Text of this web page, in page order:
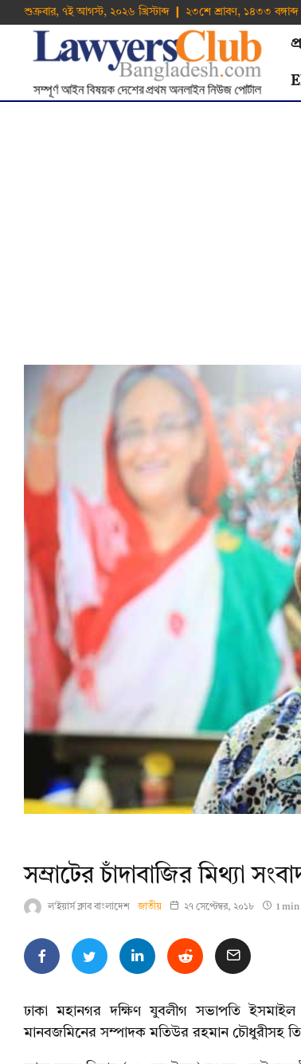
শুক্রবার, ৭ই আগস্ট, ২০২৬ খ্রিস্টাব্দ ❙ ২৩শে শ্রাবণ, ১৪৩৩ বঙ্গাব্দ
সম্রাটের চাঁদাবাজির মিথ্যা
ল'ইয়ার্স ক্লাব বাংলাদেশ জাতীয় ২৭ সেপ্টেম্বর, ২০১৮ 1
ঢাকা মহানগর দক্ষিণ যুবলীগ সভাপতি ইসমাইল
মানবজমিনের সম্পাদক মতিউর রহমান চৌধুরীসহ